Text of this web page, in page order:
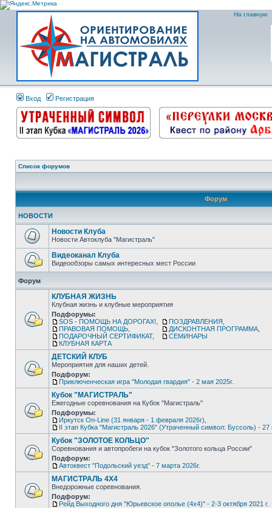
На главную
Вход Регистрация
Список форумов
Форум
НОВОСТИ
Новости Клуба
Новости Автоклуба "Магистраль"
Видеоканал Клуба
Видеообзоры самых интересных мест России
Форум
КЛУБНАЯ ЖИЗНЬ
Клубная жизнь и клубные мероприятия
Подфорумы:
SOS - ПОМОЩЬ НА ДОРОГАХ!
ПРАВОВАЯ ПОМОЩЬ
ПОДАРОЧНЫЙ СЕРТИФИКАТ,
КЛУБНАЯ КАРТА
ПОЗДРАВЛЕНИЯ
ДИСКОНТНАЯ ПРОГРАММА
СЕМИНАРЫ
ДЕТСКИЙ КЛУБ
Мероприятия для наших детей.
Подфорум:
Приключенческая игра "Молодая гвардия" - 2 мая 2025г.
Кубок "МАГИСТРАЛЬ"
Ежегодные соревнования на Кубок "Магистраль"
Подфорумы:
Иркутск On-Line (31 января - 1 февраля 2026г)
II этап Кубка "Магистраль 2026" (Утраченный символ: Буссоль) - 27
Кубок "ЗОЛОТОЕ КОЛЬЦО"
Соревнования и автопробеги на кубок "Золотого кольца России"
Подфорум:
Автоквест "Подольский уезд" - 7 марта 2026г.
МАГИСТРАЛЬ 4Х4
Внедорожные соревнования.
Подфорум:
Рейд Выходного дня "Юрьевское ополье (4х4)" - 2-3 октября 2021 г.